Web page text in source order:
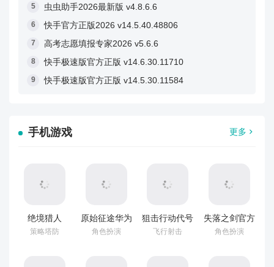
虫虫助手2026最新版 v4.8.6.6
快手官方正版2026 v14.5.40.48806
高考志愿填报专家2026 v5.6.6
快手极速版官方正版 v14.6.30.11710
快手极速版官方正版 v14.5.30.11584
手机游戏 更多
绝境猎人
v3.0
策略塔防
原始征途华为
版本 v1.1.9
角色扮演
狙击行动代号
猎鹰国际服
飞行射击
失落之剑官方
版 v1.565.1
角色扮演